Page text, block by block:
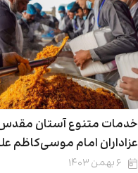
خدمات متنوع آستان
عزاداران امام موسی‌کاظم
۶ بهمن ۱۴۰۳